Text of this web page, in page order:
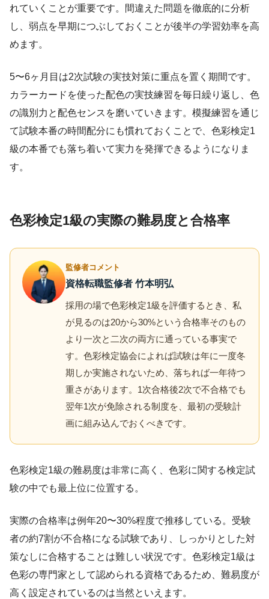
れていくことが重要です。間違えた問題を徹底的に分析
し、弱点を早期につぶしておくことが後半の学習効率を高
めます。
5〜6ヶ月目は2次試験の実技対策に重点を置く期間です。
カラーカードを使った配色の実技練習を毎日繰り返し、色
の識別力と配色センスを磨いていきます。模擬練習を通じ
て試験本番の時間配分にも慣れておくことで、色彩検定1
級の本番でも落ち着いて実力を発揮できるようになりま
す。
色彩検定1級の実際の難易度と合格率
監修者コメント
資格転職監修者 竹本明弘
採用の場で色彩検定1級を評価するとき、私
が見るのは20から30%という合格率そのもの
より一次と二次の両方に通っている事実で
す。色彩検定協会によれば試験は年に一度冬
期しか実施されないため、落ちれば一年待つ
重さがあります。1次合格後2次で不合格でも
翌年1次が免除される制度を、最初の受験計
画に組み込んでおくべきです。
色彩検定1級の難易度は非常に高く、色彩に関する検定試
験の中でも最上位に位置する。
実際の合格率は例年20〜30%程度で推移している。受験
者の約7割が不合格になる試験であり、しっかりとした対
策なしに合格することは難しい状況です。色彩検定1級は
色彩の専門家として認められる資格であるため、難易度が
高く設定されているのは当然といえます。